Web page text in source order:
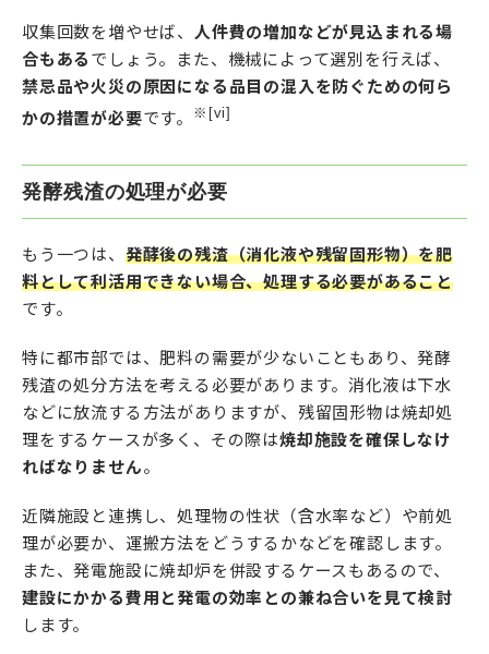
収集回数を増やせば、 人件費の増加などが見込まれる場
合もある でしょう。また、機械によって選別を行えば、
禁忌品や火災の原因になる品目の混入を防ぐための何ら
かの措置が必要です。 ※[vi]
発酵残渣の処理が必要
もう一つは、 発酵後の残渣（消化液や残留固形物）を肥
料として利活用できない場合、処理する必要があること
です。
特に都市部では、肥料の需要が少ないこともあり、発酵
残渣の処分方法を考える必要があります。消化液は下水
などに放流する方法がありますが、残留固形物は焼却処
理をするケースが多く、その際は焼却施設を確保しなけ
ればなりません。
近隣施設と連携し、処理物の性状（含水率など）や前処
理が必要か、運搬方法をどうするかなどを確認します。
また、発電施設に焼却炉を併設するケースもあるので、
建設にかかる費用と発電の効率との兼ね合いを見て検討
します。